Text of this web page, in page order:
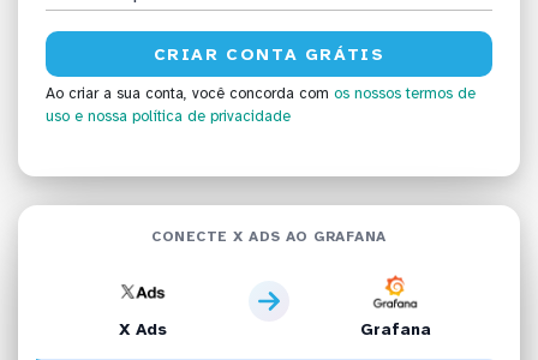
Ao criar a sua conta, você concorda com os nossos termos de
uso e nossa política de privacidade
CONECTE X ADS AO GRAFANA
X Ads Grafana